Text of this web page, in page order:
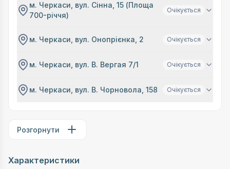
м. Черкаси, вул. Сінна, 15 (Площа
700-річчя)
Очікується
м. Черкаси, вул. Онопрієнка, 2 Очікується
м. Черкаси, вул. В. Вергая 7/1 Очікується
м. Черкаси, вул. В. Чорновола, 158 Очікується
Розгорнути
Характеристики